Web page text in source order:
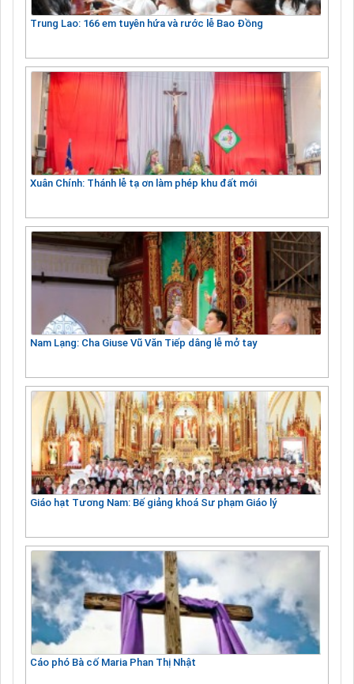
Trung Lao: 166 em tuyên hứa và rước lễ Bao Đồng
Xuân Chính: Thánh lễ tạ ơn làm phép khu đất mới
Nam Lạng: Cha Giuse Vũ Văn Tiếp dâng lễ mở tay
Giáo hạt Tương Nam: Bế giảng khoá Sư phạm Giáo lý
Cáo phó Bà cố Maria Phan Thị Nhật